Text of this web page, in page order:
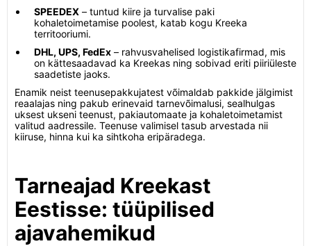
SPEEDEX – tuntud kiire ja turvalise paki
kohaletoimetamise poolest, katab kogu Kreeka
territooriumi.
DHL, UPS, FedEx – rahvusvahelised logistikafirmad, mis
on kättesaadavad ka Kreekas ning sobivad eriti piiriüleste
saadetiste jaoks.
Enamik neist teenusepakkujatest võimaldab pakkide jälgimist
reaalajas ning pakub erinevaid tarnevõimalusi, sealhulgas
uksest ukseni teenust, pakiautomaate ja kohaletoimetamist
valitud aadressile. Teenuse valimisel tasub arvestada nii
kiiruse, hinna kui ka sihtkoha eripäradega.
Tarneajad Kreekast
Eestisse: tüüpilised
ajavahemikud